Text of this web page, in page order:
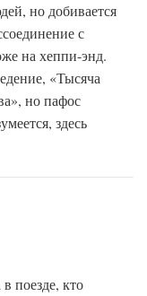
но добивается
с
на хеппи-энд.
«Тысяча
но пафос
здесь
поезде, кто